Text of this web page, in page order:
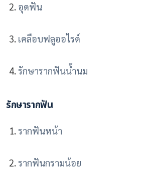
อุดฟัน
เคลือบฟลูออไรด์
รักษารากฟันน้ำนม
รักษารากฟัน
รากฟันหน้า
รากฟันกรามน้อย